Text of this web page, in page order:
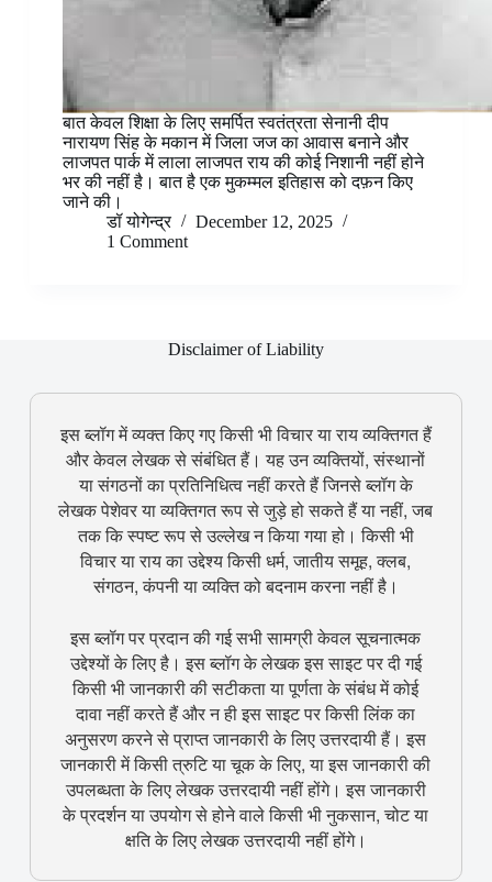
बात केवल शिक्षा के लिए समर्पित स्वतंत्रता सेनानी दीप
नारायण सिंह के मकान में जिला जज का आवास बनाने और
लाजपत पार्क में लाला लाजपत राय की कोई निशानी नहीं होने
भर की नहीं है। बात है एक मुकम्मल इतिहास को दफ़न किए
जाने की।
डॉ योगेन्द्र
December 12, 2025
1 Comment
Disclaimer of Liability
इस ब्लॉग में व्यक्त किए गए किसी भी विचार या राय व्यक्तिगत हैं
और केवल लेखक से संबंधित हैं। यह उन व्यक्तियों, संस्थानों
या संगठनों का प्रतिनिधित्व नहीं करते हैं जिनसे ब्लॉग के
लेखक पेशेवर या व्यक्तिगत रूप से जुड़े हो सकते हैं या नहीं, जब
तक कि स्पष्ट रूप से उल्लेख न किया गया हो। किसी भी
विचार या राय का उद्देश्य किसी धर्म, जातीय समूह, क्लब,
संगठन, कंपनी या व्यक्ति को बदनाम करना नहीं है।
इस ब्लॉग पर प्रदान की गई सभी सामग्री केवल सूचनात्मक
उद्देश्यों के लिए है। इस ब्लॉग के लेखक इस साइट पर दी गई
किसी भी जानकारी की सटीकता या पूर्णता के संबंध में कोई
दावा नहीं करते हैं और न ही इस साइट पर किसी लिंक का
अनुसरण करने से प्राप्त जानकारी के लिए उत्तरदायी हैं। इस
जानकारी में किसी त्रुटि या चूक के लिए, या इस जानकारी की
उपलब्धता के लिए लेखक उत्तरदायी नहीं होंगे। इस जानकारी
के प्रदर्शन या उपयोग से होने वाले किसी भी नुकसान, चोट या
क्षति के लिए लेखक उत्तरदायी नहीं होंगे।